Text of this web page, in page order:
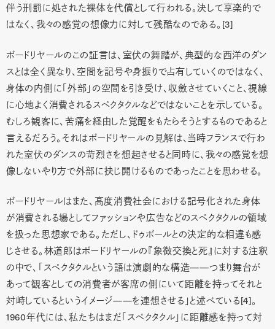
伴う刑罰に処された裸体を代償として行われる。決して享楽的で
はなく、我々の感覚の想像力に対して残酷なのである。[3]
ボードリヤールのこの証言は、室伏の舞踏が、典型的な西洋のダン
スとは全く異なり、空間を記号や身振りで占有していくのではなく、
身体の内側に「外部」の空間を引き受け、収斂させていくこと、視線
に心地よく消費されるスペクタクルなどではないことを示している。
むしろ観客に、苦痛を経由した覚醒をもたらそうとするものであると
言えるだろう。それはボードリヤールの見解は、当時フランスで行わ
れた室伏のダンスの苛烈さを想起させると同時に、我々の感覚を想
像しないやり方で外部に抉じ開けるものであったことを思わせる。
ボードリヤールはまた、高度消費社会における記号化された身体
が消費される場としてファッションや広告などのスペクタクルの領域
を扱った思想家である。ただし、ドゥボールとの決定的な相違も感
じさせる。林道郎はボードリヤールの『象徴交換と死』に対する注釈
の中で、「スペクタクルという語は演劇的な構造——つまり舞台が
あって観客としての消費者が客席の側にいて距離を持ってそれと
対峙しているというイメージ——を連想させる」と述べている[4]。
1960年代には、私たちはまだ「スペクタクル」に距離感を持って対